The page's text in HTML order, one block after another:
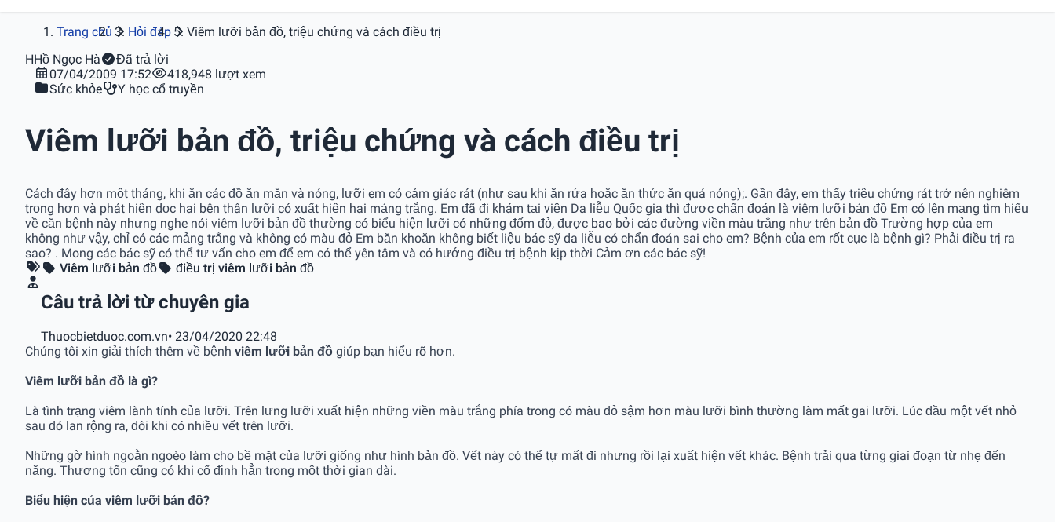
Trang chủ Hỏi đáp
Viêm lưỡi bản đồ, triệu chứng và cách điều trị
HHồ Ngọc Hà
Đã trả lời
07/04/2009 17:52
418,948 lượt xem
Sức khỏe
Y học cổ truyền
Viêm lưỡi bản đồ, triệu chứng và cách điều trị
Cách đây hơn một tháng, khi ăn các đồ ăn mặn và nóng, lưỡi em có cảm giác rát (như sau khi ăn rứa hoặc ăn thức ăn quá nóng);. Gần đây, em thấy triệu chứng rát trở nên nghiêm
trọng hơn và phát hiện dọc hai bên thân lưỡi có xuất hiện hai mảng trắng. Em đã đi khám tại viện Da liễu Quốc gia thì được chẩn đoán là viêm lưỡi bản đồ Em có lên mạng tìm hiểu
về căn bệnh này nhưng nghe nói viêm lưỡi bản đồ thường có biểu hiện lưỡi có những đốm đỏ, được bao bởi các đường viền màu trắng như trên bản đồ Trường hợp của em
không như vậy, chỉ có các mảng trắng và không có màu đỏ Em băn khoăn không biết liệu bác sỹ da liễu có chẩn đoán sai cho em? Bệnh của em rốt cục là bệnh gì? Phải điều trị ra
sao? . Mong các bác sỹ có thể tư vấn cho em để em có thể yên tâm và có hướng điều trị bệnh kịp thời Cảm ơn các bác sỹ!
Viêm lưỡi bản đồ
điều trị viêm lưỡi bản đồ
Câu trả lời từ chuyên gia
Thuocbietduoc.com.vn• 23/04/2020 22:48
Chúng tôi xin giải thích thêm về bệnh viêm lưỡi bản đồ giúp bạn hiểu rõ hơn.
Viêm lưỡi bản đồ là gì?
Là tình trạng viêm lành tính của lưỡi. Trên lưng lưỡi xuất hiện những viền màu trắng phía trong có màu đỏ sậm hơn màu lưỡi bình thường làm mất gai lưỡi. Lúc đầu một vết nhỏ
sau đó lan rộng ra, đôi khi có nhiều vết trên lưỡi.
Những gờ hình ngoằn ngoèo làm cho bề mặt của lưỡi giống như hình bản đồ. Vết này có thể tự mất đi nhưng rồi lại xuất hiện vết khác. Bệnh trải qua từng giai đoạn từ nhẹ đến
nặng. Thương tổn cũng có khi cố định hẳn trong một thời gian dài.
Biểu hiện của viêm lưỡi bản đồ?